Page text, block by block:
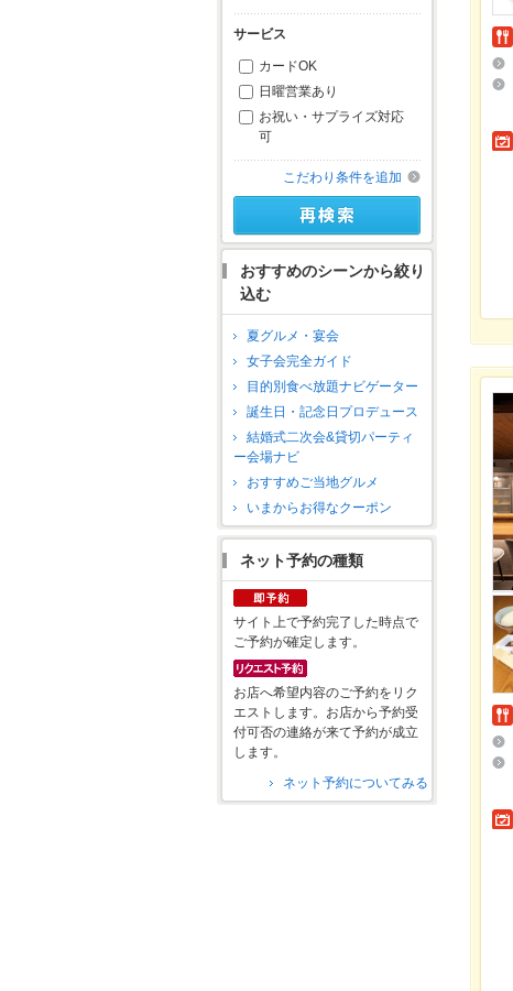
サービス
カードOK
日曜営業あり
お祝い・サプライズ対応
可
こだわり条件を追加
おすすめのシーンから絞り
込む
夏グルメ・宴会
女子会完全ガイド
目的別食べ放題ナビゲーター
誕生日・記念日プロデュース
結婚式二次会&貸切パーティ
ー会場ナビ
おすすめご当地グルメ
いまからお得なクーポン
ネット予約の種類
サイト上で予約完了した時点で
ご予約が確定します。
お店へ希望内容のご予約をリク
エストします。お店から予約受
付可否の連絡が来て予約が成立
します。
ネット予約についてみる